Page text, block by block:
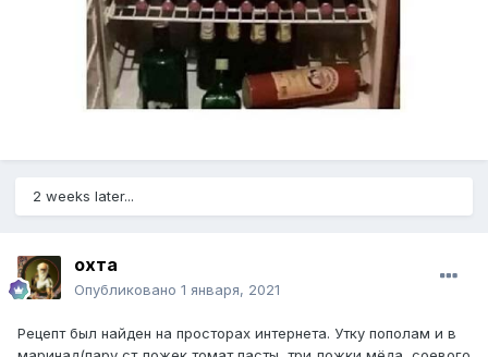
2 weeks later...
охта
Опубликовано 1 января, 2021
Рецепт был найден на просторах интернета. Утку пополам и в